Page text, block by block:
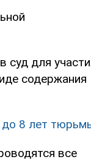
суд для
содержания
до 8 лет
все